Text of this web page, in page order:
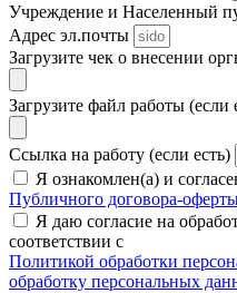
Учреждение и Населенный
Адрес эл.почты
Загрузите чек о внесении
Загрузите файл работы (если
Ссылка на работу (если есть)
Я ознакомлен(а) и
Публичного договора-
Я даю согласие на
соответствии с
Политикой обработки
обработку персональных